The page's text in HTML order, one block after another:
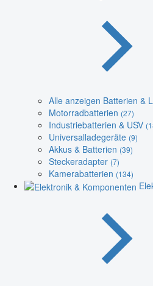
Alle anzeigen Batterien &
Motorradbatterien (27)
Industriebatterien & USV
Universalladegeräte (9)
Akkus & Batterien (39)
Steckeradapter (7)
Kamerabatterien (134)